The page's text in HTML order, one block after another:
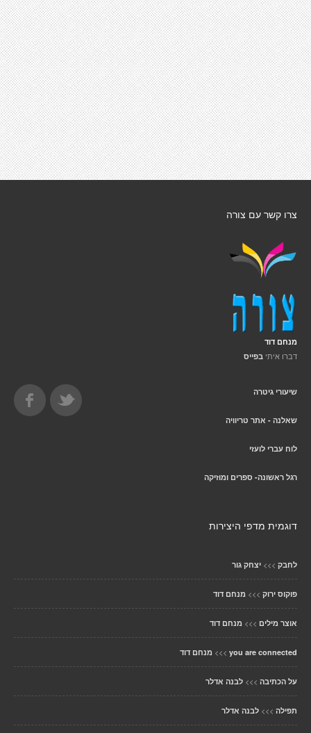
צרו קשר עם צורה
מנחם דוד
דברו איתי בפייס
שיעורי גיטרה
שאלנה - אתר טריוויה
לוח עברי לועזי
רגל ראשונה- ספרים ומוזיקה
דוגמית מדפי היצירות
לחבק >>> יצחק גור
פוקוס ירוק >>> מנחם דוד
אוצר מילים >>> מנחם דוד
you are connected
>>> מנחם דוד
על הכתיבה >>> לבנה אדלר
תפילה >>> לבנה אדלר